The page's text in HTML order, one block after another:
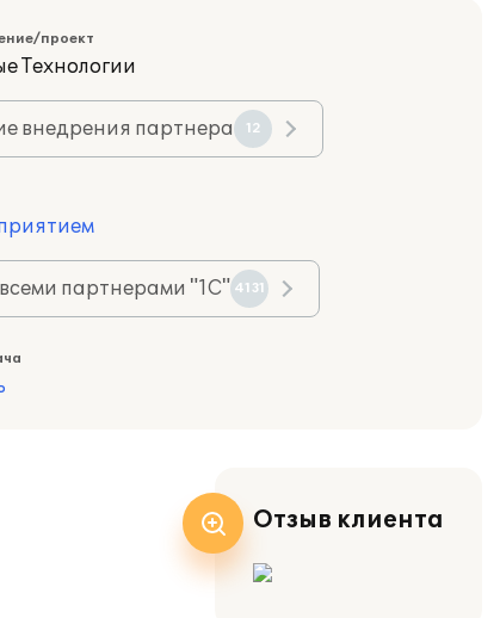
проект
Технологии
внедрения партнера 12
партнерами "1С" 4131
Отзыв клиента